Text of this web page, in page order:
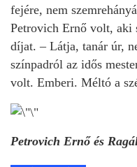
fejére, nem
Petrovich Ernő volt, aki
díjat. – Látja, tanár úr,
színpadról az idős
volt. Emberi. Méltó a
Petrovich Ernő és